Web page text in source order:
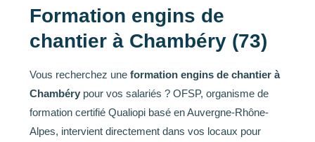
Formation engins de
chantier à Chambéry (73)
Vous recherchez une formation engins de chantier à
Chambéry pour vos salariés ? OFSP, organisme de
formation certifié Qualiopi basé en Auvergne-Rhône-
Alpes, intervient directement dans vos locaux pour